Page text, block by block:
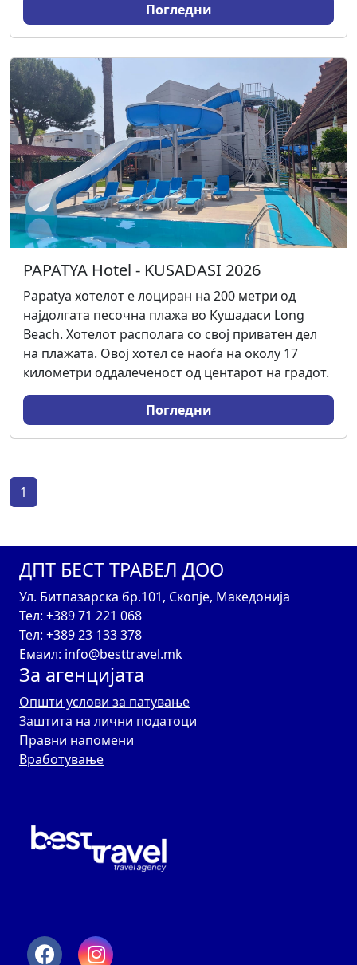
Погледни
PAPATYA Hotel - KUSADASI 2026
Papatya хотелот е лоциран на 200 метри од
најдолгата песочна плажа во Кушадаси Long
Beach. Хотелот располага со свој приватен дел
на плажата. Овој хотел се наоѓа на околу 17
километри оддалеченост од центарот на градот.
Погледни
1
ДПТ БЕСТ ТРАВЕЛ ДОО
Ул. Битпазарска бр.101, Скопје, Македонија
Тел: +389 71 221 068
Тел: +389 23 133 378
Емаил: info@besttravel.mk
За агенцијата
Општи услови за патување
Заштита на лични податоци
Правни напомени
Вработување